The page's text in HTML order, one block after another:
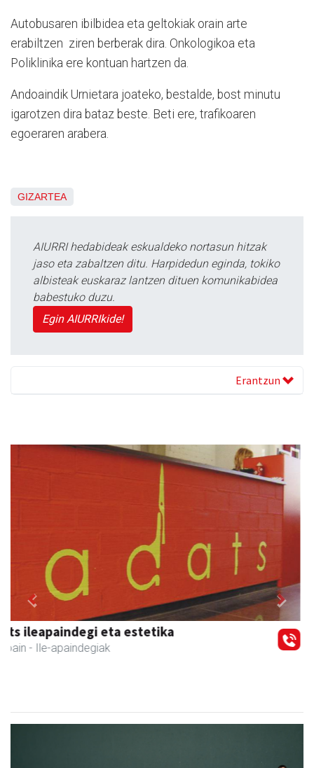
Autobusaren ibilbidea eta geltokiak orain arte
erabiltzen ziren berberak dira. Onkologikoa eta
Poliklinika ere kontuan hartzen da.
Andoaindik Urnietara joateko, bestalde, bost minutu
igarotzen dira bataz beste. Beti ere, trafikoaren
egoeraren arabera.
GIZARTEA
AIURRI hedabideak eskualdeko nortasun hitzak
jaso eta zabaltzen ditu. Harpidedun eginda, tokiko
albisteak euskaraz lantzen dituen komunikabidea
babestuko duzu.
Egin AIURRIkide!
Erantzun
Adunako Udala
Aduna - Udaletxeak
Previous Next